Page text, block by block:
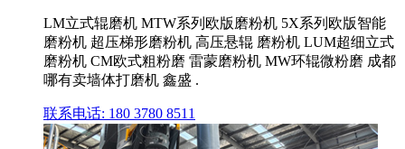
LM立式辊磨机 MTW系列欧版磨粉机 5X系列欧版智能
磨粉机 超压梯形磨粉机 高压悬辊 磨粉机 LUM超细立式
磨粉机 CM欧式粗粉磨 雷蒙磨粉机 MW环辊微粉磨 成都
哪有卖墙体打磨机 鑫盛 .
联系电话: 180 3780 8511